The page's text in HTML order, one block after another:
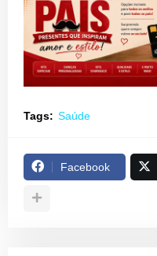
Tags: Saúde
Facebook